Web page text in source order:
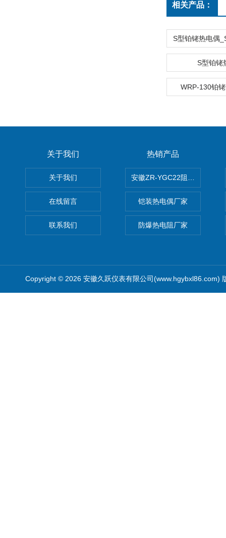
相关产品：
S型铂铑
WRP-130铂
关于我们
关于我们
在线留言
联系我们
热销产品
安徽ZR-YGC22阻燃硅橡胶电
铠装热电偶厂家
防爆热电阻厂家
Copyright © 2026 安徽久跃仪表有限公司(www.hgybxl86.com)